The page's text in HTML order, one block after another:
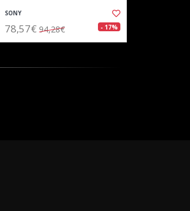
SONY
78,57€ 94,28€ - 17%